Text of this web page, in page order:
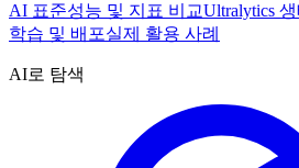
AI 표준성능 및 지표 비교Ultralytics
학습 및 배포실제 활용 사례
AI로 탐색